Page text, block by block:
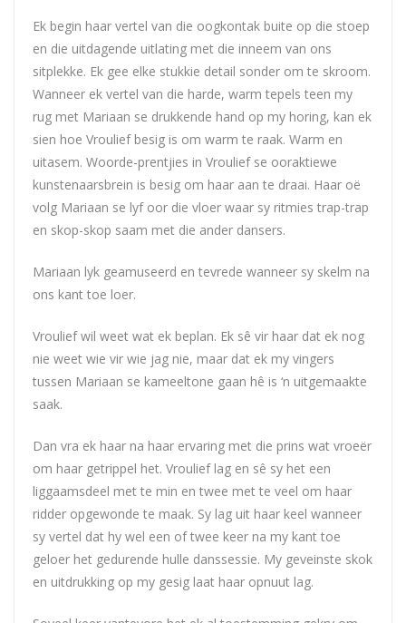
Ek begin haar vertel van die oogkontak buite op die stoep
en die uitdagende uitlating met die inneem van ons
sitplekke. Ek gee elke stukkie detail sonder om te skroom.
Wanneer ek vertel van die harde, warm tepels teen my
rug met Mariaan se drukkende hand op my horing, kan ek
sien hoe Vroulief besig is om warm te raak. Warm en
uitasem. Woorde-prentjies in Vroulief se ooraktiewe
kunstenaarsbrein is besig om haar aan te draai. Haar oë
volg Mariaan se lyf oor die vloer waar sy ritmies trap-trap
en skop-skop saam met die ander dansers.
Mariaan lyk geamuseerd en tevrede wanneer sy skelm na
ons kant toe loer.
Vroulief wil weet wat ek beplan. Ek sê vir haar dat ek nog
nie weet wie vir wie jag nie, maar dat ek my vingers
tussen Mariaan se kameeltone gaan hê is ‘n uitgemaakte
saak.
Dan vra ek haar na haar ervaring met die prins wat vroeër
om haar getrippel het. Vroulief lag en sê sy het een
liggaamsdeel met te min en twee met te veel om haar
ridder opgewonde te maak. Sy lag uit haar keel wanneer
sy vertel dat hy wel een of twee keer na my kant toe
geloer het gedurende hulle danssessie. My geveinste skok
en uitdrukking op my gesig laat haar opnuut lag.